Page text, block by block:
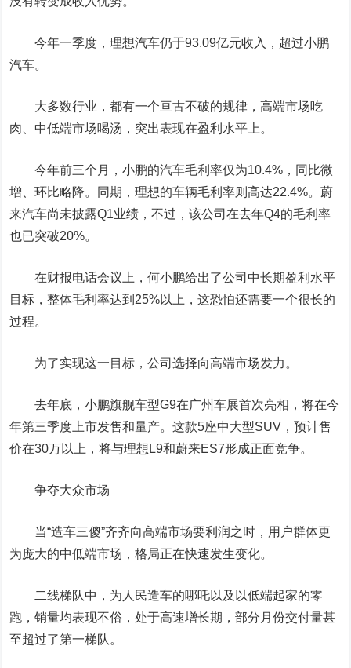
今年一季度，理想汽车仍于93.09亿元收入，超过小鹏
汽车。
大多数行业，都有一个亘古不破的规律，高端市场吃
肉、中低端市场喝汤，突出表现在盈利水平上。
今年前三个月，小鹏的汽车毛利率仅为10.4%，同比微
增、环比略降。同期，理想的车辆毛利率则高达22.4%。蔚
来汽车尚未披露Q1业绩，不过，该公司在去年Q4的毛利率
也已突破20%。
在财报电话会议上，何小鹏给出了公司中长期盈利水平
目标，整体毛利率达到25%以上，这恐怕还需要一个很长的
过程。
为了实现这一目标，公司选择向高端市场发力。
去年底，小鹏旗舰车型G9在广州车展首次亮相，将在今
年第三季度上市发售和量产。这款5座中大型SUV，预计售
价在30万以上，将与理想L9和蔚来ES7形成正面竞争。
争夺大众市场
当“造车三傻”齐齐向高端市场要利润之时，用户群体更
为庞大的中低端市场，格局正在快速发生变化。
二线梯队中，为人民造车的哪吒以及以低端起家的零
跑，销量均表现不俗，处于高速增长期，部分月份交付量甚
至超过了第一梯队。